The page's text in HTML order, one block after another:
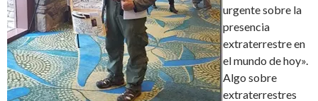
urgente sobre la
presencia
extraterrestre en
el mundo de hoy».
Algo sobre
extraterrestres